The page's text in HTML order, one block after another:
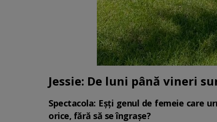
Jessie: De luni până vineri
Spectacola: Eșți genul de femeie care
orice, fără să se îngrașe?